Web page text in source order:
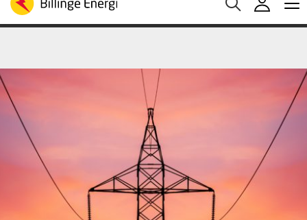
Aktuella elpriser Medelspotpris (1/08-7/08 (SE3): Spotpris just nu:
20